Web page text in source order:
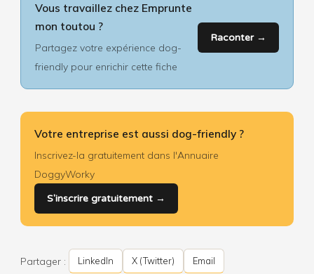
Vous travaillez chez Emprunte
mon toutou ?
Partagez votre expérience dog-
friendly pour enrichir cette fiche
Raconter →
Votre entreprise est aussi dog-friendly ?
Inscrivez-la gratuitement dans l'Annuaire
DoggyWorky
S'inscrire gratuitement →
Partager : LinkedIn X (Twitter) Email